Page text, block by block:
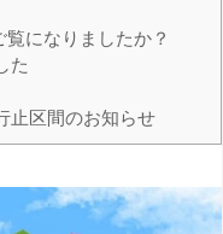
になりましたか？
た
止区間のお知らせ